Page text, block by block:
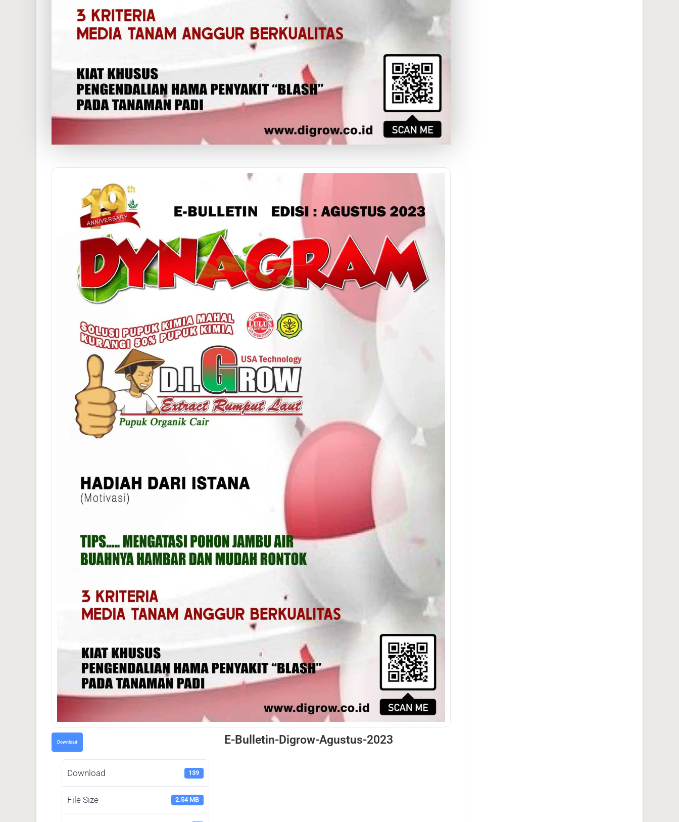
Download
Download 139
File Size 2.54 MB
E-Bulletin-Digrow-Agustus-2023